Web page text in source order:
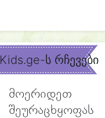
Kids.ge-ს რჩევები
მოერიდეთ
შეურაცხყოფას